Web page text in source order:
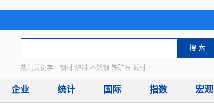
热门关键字：钢材 炉料 不锈钢 铁矿石 板材
企业 统计 国际 指数 宏观